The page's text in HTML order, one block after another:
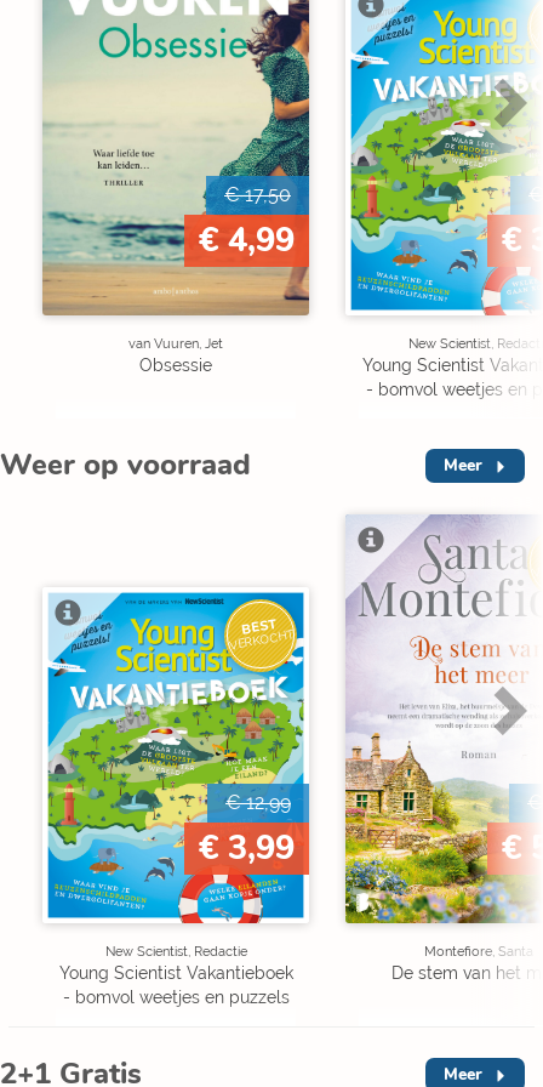
€ 17,50
€ 4,99
van Vuuren, Jet
Obsessie
€
New Scientist,
Young Scientist
- bomvol weetjes en
Weer op voorraad Meer
BEST
VERKOCHT
€ 12,99
€ 3,99
New Scientist, Redactie
Young Scientist Vakantieboek
- bomvol weetjes en puzzels
€
€
Montefiore, Santa
De stem van het
2+1 Gratis Meer